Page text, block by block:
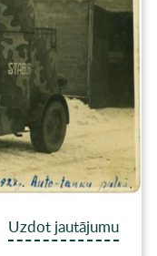
Uzdot jautājumu